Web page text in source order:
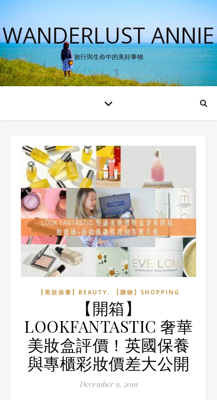
WANDERLUST ANNIE
旅行與生命中的美好事物
【美妝保養】BEAUTY, 【購物】SHOPPING
【開箱】
LOOKFANTASTIC 奢華
美妝盒評價！英國保養
與專櫃彩妝價差大公開
December 9, 2019